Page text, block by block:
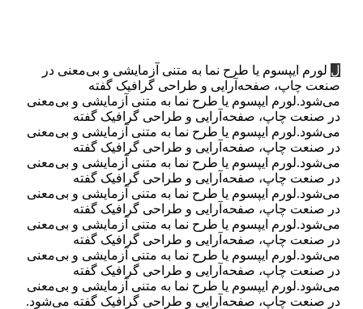
ل لورم ایپسوم یا طرح‌ نما به متنی آزمایشی و بی‌معنی در
صنعت چاپ، صفحه‌آرایی و طراحی گرافیک گفته
می‌شود.لورم ایپسوم یا طرح‌ نما به متنی آزمایشی و بی‌معنی
در صنعت چاپ، صفحه‌آرایی و طراحی گرافیک گفته
می‌شود.لورم ایپسوم یا طرح‌ نما به متنی آزمایشی و بی‌معنی
در صنعت چاپ، صفحه‌آرایی و طراحی گرافیک گفته
می‌شود.لورم ایپسوم یا طرح‌ نما به متنی آزمایشی و بی‌معنی
در صنعت چاپ، صفحه‌آرایی و طراحی گرافیک گفته
می‌شود.لورم ایپسوم یا طرح‌ نما به متنی آزمایشی و بی‌معنی
در صنعت چاپ، صفحه‌آرایی و طراحی گرافیک گفته
می‌شود.لورم ایپسوم یا طرح‌ نما به متنی آزمایشی و بی‌معنی
در صنعت چاپ، صفحه‌آرایی و طراحی گرافیک گفته
می‌شود.لورم ایپسوم یا طرح‌ نما به متنی آزمایشی و بی‌معنی
در صنعت چاپ، صفحه‌آرایی و طراحی گرافیک گفته
می‌شود.لورم ایپسوم یا طرح‌ نما به متنی آزمایشی و بی‌معنی
در صنعت چاپ، صفحه‌آرایی و طراحی گرافیک گفته می‌شود.